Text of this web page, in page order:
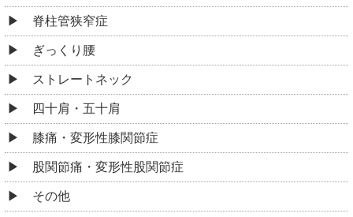
脊柱管狭窄症
ぎっくり腰
ストレートネック
四十肩・五十肩
膝痛・変形性膝関節症
股関節痛・変形性股関節症
その他